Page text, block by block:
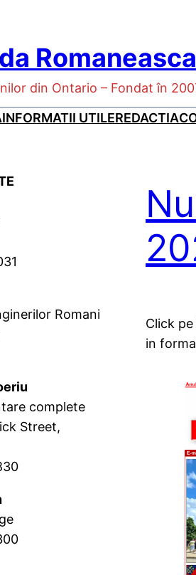
Romaneasca
din Ontario – Fondat în
INFORMATII UTILEREDACTIA
Romani
complete
Street,
Click
in